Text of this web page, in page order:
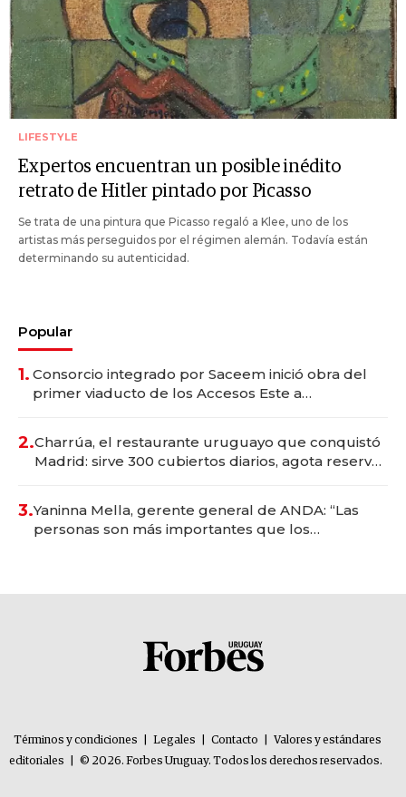
LIFESTYLE
Expertos encuentran un posible inédito
retrato de Hitler pintado por Picasso
Se trata de una pintura que Picasso regaló a Klee, uno de los
artistas más perseguidos por el régimen alemán. Todavía están
determinando su autenticidad.
Popular
1. Consorcio integrado por Saceem inició obra del
primer viaducto de los Accesos Este a
2.Charrúa, el restaurante uruguayo que conquistó
Madrid: sirve 300 cubiertos diarios, agota reservas
3.Yaninna Mella, gerente general de ANDA: “Las
personas son más importantes que los
Términos y condiciones Legales Contacto
Valores y estándares
editoriales
© 2026. Forbes Uruguay. Todos los derechos reservados.